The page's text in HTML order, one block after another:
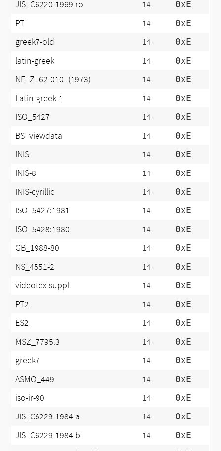
JIS_C6220-1969-ro 14 0xE
PT 14 0xE
greek7-old 14 0xE
latin-greek 14 0xE
NF_Z_62-010_(1973) 14 0xE
Latin-greek-1 14 0xE
ISO_5427 14 0xE
BS_viewdata 14 0xE
INIS 14 0xE
INIS-8 14 0xE
INIS-cyrillic 14 0xE
ISO_5427:1981 14 0xE
ISO_5428:1980 14 0xE
GB_1988-80 14 0xE
NS_4551-2 14 0xE
videotex-suppl 14 0xE
PT2 14 0xE
ES2 14 0xE
MSZ_7795.3 14 0xE
greek7 14 0xE
ASMO_449 14 0xE
iso-ir-90 14 0xE
JIS_C6229-1984-a 14 0xE
JIS_C6229-1984-b 14 0xE